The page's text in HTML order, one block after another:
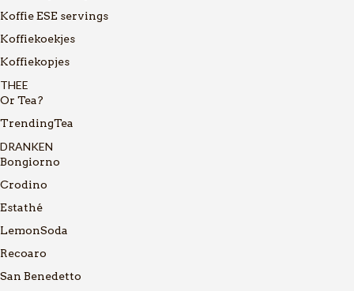
Koffie ESE servings
Koffiekoekjes
Koffiekopjes
THEE
Or Tea?
TrendingTea
DRANKEN
Bongiorno
Crodino
Estathé
LemonSoda
Recoaro
San Benedetto